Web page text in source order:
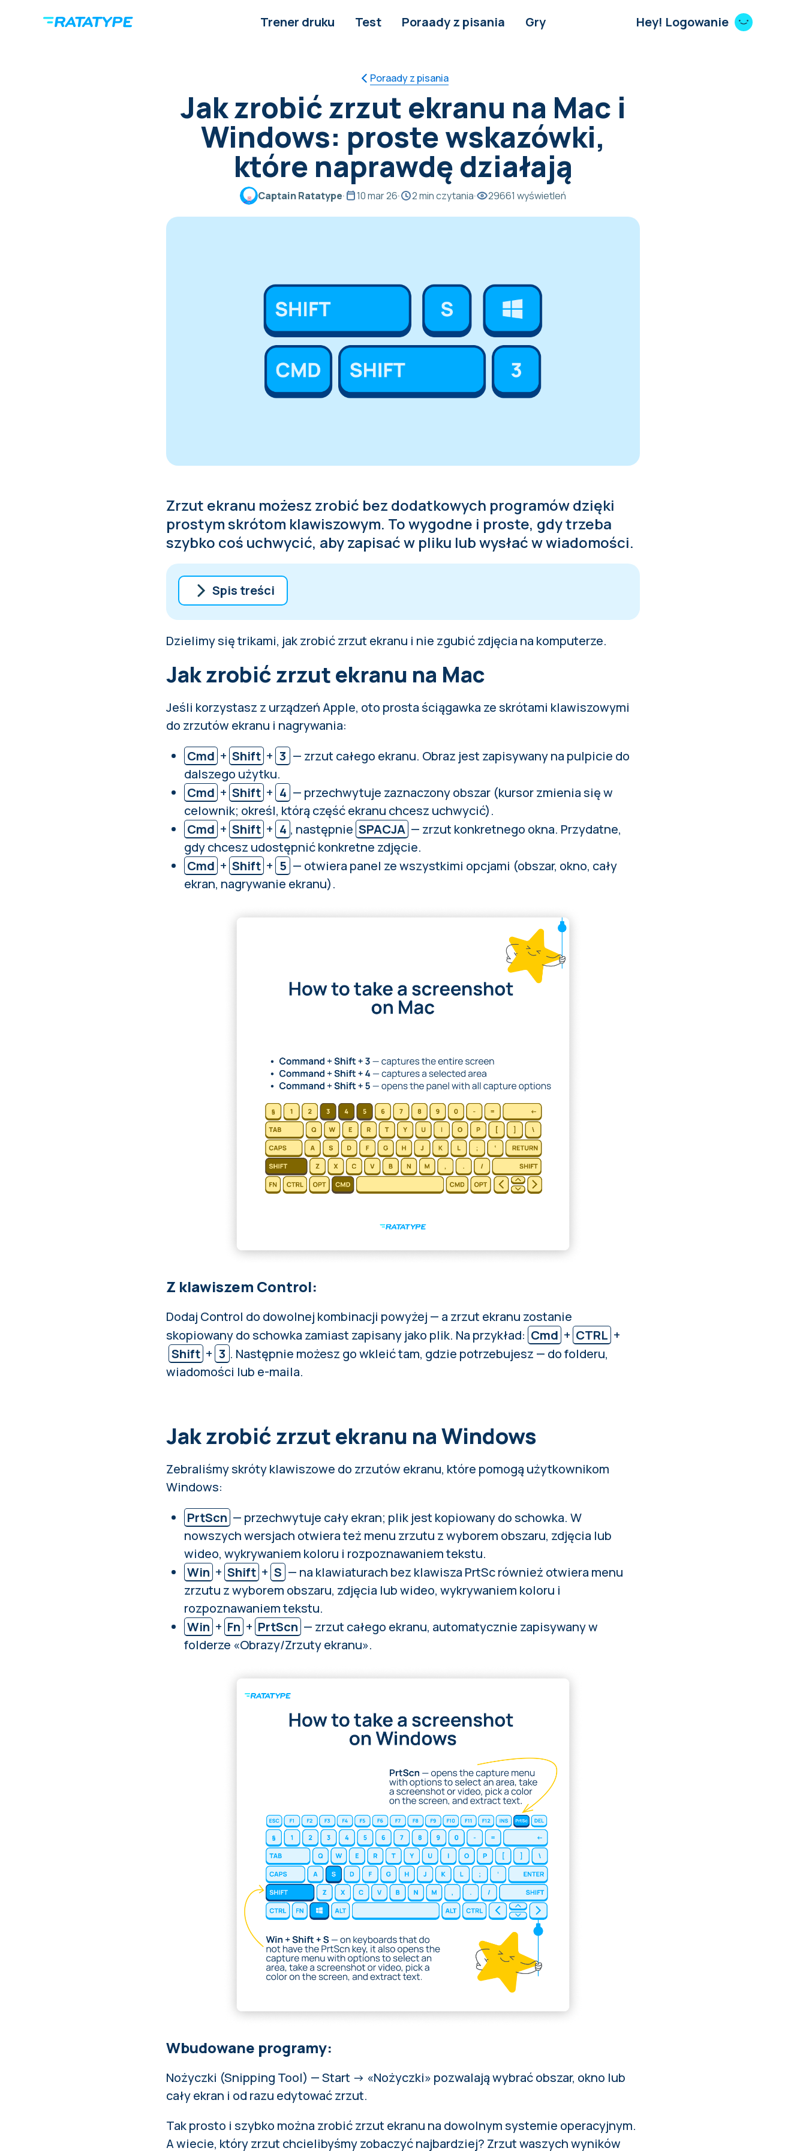
Trener druku Test Poraady z pisania Gry Hey! Logowanie
Poraady z pisania
Jak zrobić zrzut ekranu na Mac i
Windows: proste wskazówki,
które naprawdę działają
Captain Ratatype· 10 mar 26· 2 min czytania· 29661 wyświetleń
Zrzut ekranu możesz zrobić bez dodatkowych programów dzięki
prostym skrótom klawiszowym. To wygodne i proste, gdy trzeba
szybko coś uchwycić, aby zapisać w pliku lub wysłać w wiadomości.
Spis treści
Jak zrobić zrzut ekranu na Mac
Jak zrobić zrzut ekranu na Windows
Dzielimy się trikami, jak zrobić zrzut ekranu i nie zgubić zdjęcia na komputerze.
Jak zrobić zrzut ekranu na Mac
Jeśli korzystasz z urządzeń Apple, oto prosta ściągawka ze skrótami klawiszowymi
do zrzutów ekranu i nagrywania:
Cmd + Shift + 3 — zrzut całego ekranu. Obraz jest zapisywany na pulpicie do
dalszego użytku.
Cmd + Shift + 4 — przechwytuje zaznaczony obszar (kursor zmienia się w
celownik; określ, którą część ekranu chcesz uchwycić).
Cmd + Shift + 4 , następnie SPACJA — zrzut konkretnego okna. Przydatne,
gdy chcesz udostępnić konkretne zdjęcie.
Cmd + Shift + 5 — otwiera panel ze wszystkimi opcjami (obszar, okno, cały
ekran, nagrywanie ekranu).
Z klawiszem Control:
Dodaj Control do dowolnej kombinacji powyżej — a zrzut ekranu zostanie
skopiowany do schowka zamiast zapisany jako plik. Na przykład: Cmd + CTRL +
Shift + 3 . Następnie możesz go wkleić tam, gdzie potrzebujesz — do folderu,
wiadomości lub e-maila.
Jak zrobić zrzut ekranu na Windows
Zebraliśmy skróty klawiszowe do zrzutów ekranu, które pomogą użytkownikom
Windows:
PrtScn — przechwytuje cały ekran; plik jest kopiowany do schowka. W
nowszych wersjach otwiera też menu zrzutu z wyborem obszaru, zdjęcia lub
wideo, wykrywaniem koloru i rozpoznawaniem tekstu.
Win + Shift + S — na klawiaturach bez klawisza PrtSc również otwiera menu
zrzutu z wyborem obszaru, zdjęcia lub wideo, wykrywaniem koloru i
rozpoznawaniem tekstu.
Win + Fn + PrtScn — zrzut całego ekranu, automatycznie zapisywany w
folderze «Obrazy/Zrzuty ekranu».
Wbudowane programy:
Nożyczki (Snipping Tool) — Start → «Nożyczki» pozwalają wybrać obszar, okno lub
cały ekran i od razu edytować zrzut.
Tak prosto i szybko można zrobić zrzut ekranu na dowolnym systemie operacyjnym.
A wiecie, który zrzut chcielibyśmy zobaczyć najbardziej? Zrzut waszych wyników